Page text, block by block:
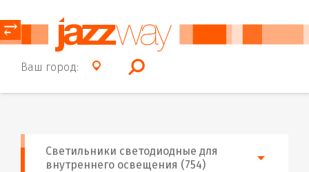
Ваш город:
⥂
Светильники светодиодные для
внутреннего освещения (754)